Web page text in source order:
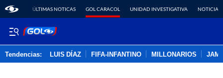
ÚLTIMAS NOTICAS GOL CARACOL UNIDAD INVESTIGATIVA NOTICIAS
Tendencias: LUIS DÍAZ FIFA-INFANTINO MILLONARIOS